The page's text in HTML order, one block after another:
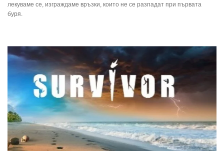
лекуваме се, изграждаме връзки, които не се разпадат при първата
буря.